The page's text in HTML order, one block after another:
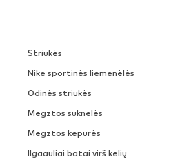
Striukės
Nike sportinės liemenėlės
Odinės striukės
Megztos suknelės
Megztos kepurės
Ilgaauliai batai virš kelių